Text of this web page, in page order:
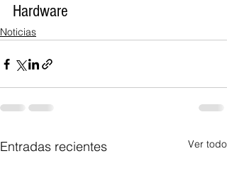
Noticias
Entradas recientes Ver todo